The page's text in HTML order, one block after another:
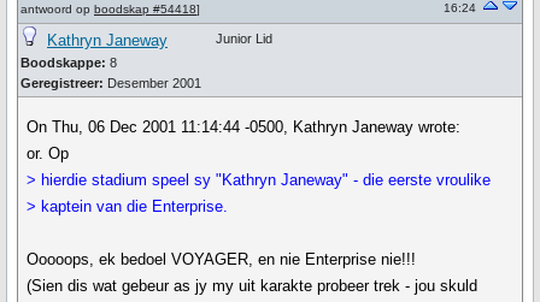
antwoord op boodskap #54418]
16:24
Kathryn Janeway
Boodskappe: 8
Geregistreer: Desember 2001
Junior Lid
On Thu, 06 Dec 2001 11:14:44 -0500, Kathryn Janeway wrote:
or. Op
> hierdie stadium speel sy "Kathryn Janeway" - die eerste vroulike
> kaptein van die Enterprise.
Ooooops, ek bedoel VOYAGER, en nie Enterprise nie!!!
(Sien dis wat gebeur as jy my uit karakte probeer trek - jou skuld